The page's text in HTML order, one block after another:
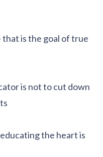
is the goal of true
is not to cut down
the heart is